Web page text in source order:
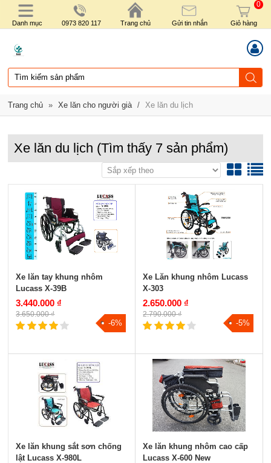
Danh mục 0973 820 117 Trang chủ Gửi tin nhắn
0
Giỏ hàng
Trang chủ » Xe lăn cho người già / Xe lăn du lịch
Xe lăn du lịch (Tìm thấy 7 sản phẩm)
Xe lăn tay khung nhôm
Lucass X-39B
3.440.000 ₫
3.650.000 ₫
-6%
Xe Lăn khung nhôm Lucass
X-303
2.650.000 ₫
2.790.000 ₫
-5%
Xe lăn khung sắt sơn chống
lật Lucass X-980L
Xe lăn khung nhôm cao cấp
Lucass X-600 New